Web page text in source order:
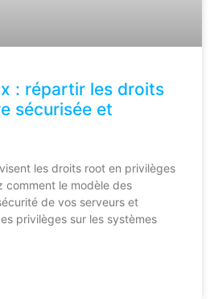
: répartir les droits
sécurisée et
les droits root en privilèges
comment le modèle des
de vos serveurs et
privilèges sur les systèmes